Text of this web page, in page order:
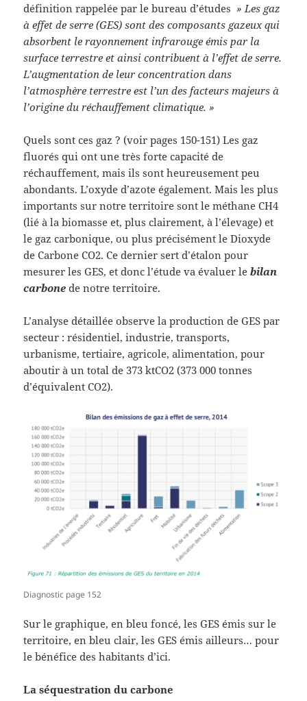
définition rappelée par le bureau d’études » Les gaz
à effet de serre (GES) sont des composants gazeux qui
absorbent le rayonnement infrarouge émis par la
surface terrestre et ainsi contribuent à l’effet de serre.
L’augmentation de leur concentration dans
l’atmosphère terrestre est l’un des facteurs majeurs à
l’origine du réchauffement climatique. »
Quels sont ces gaz ? (voir pages 150-151) Les gaz
fluorés qui ont une très forte capacité de
réchauffement, mais ils sont heureusement peu
abondants. L’oxyde d’azote également. Mais les plus
importants sur notre territoire sont le méthane CH4
(lié à la biomasse et, plus clairement, à l’élevage) et
le gaz carbonique, ou plus précisément le Dioxyde
de Carbone CO2. Ce dernier sert d’étalon pour
mesurer les GES, et donc l’étude va évaluer lebilan
carbone de notre territoire.
L’analyse détaillée observe la production de GES par
secteur : résidentiel, industrie, transports,
urbanisme, tertiaire, agricole, alimentation, pour
aboutir à un total de 373 ktCO2 (373 000 tonnes
d’équivalent CO2).
Diagnostic page 152
Sur le graphique, en bleu foncé, les GES émis sur le
territoire, en bleu clair, les GES émis ailleurs… pour
le bénéfice des habitants d’ici.
La séquestration du carbone